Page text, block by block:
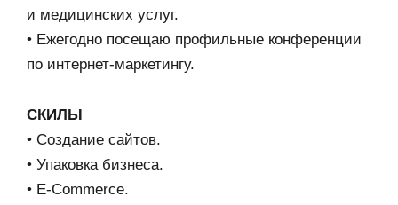
и медицинских услуг.
• Ежегодно посещаю профильные конференции
по интернет-маркетингу.
СКИЛЫ
• Создание сайтов.
• Упаковка бизнеса.
• E-Commerce.